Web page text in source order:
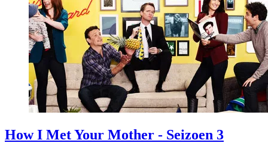
How I Met Your Mother - Seizoen 3